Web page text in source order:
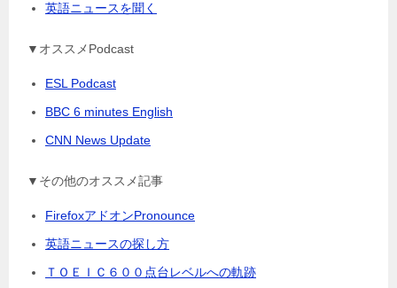
英語ニュースを聞く
▼オススメPodcast
ESL Podcast
BBC 6 minutes English
CNN News Update
▼その他のオススメ記事
FirefoxアドオンPronounce
英語ニュースの探し方
ＴＯＥＩＣ６００点台レベルへの軌跡